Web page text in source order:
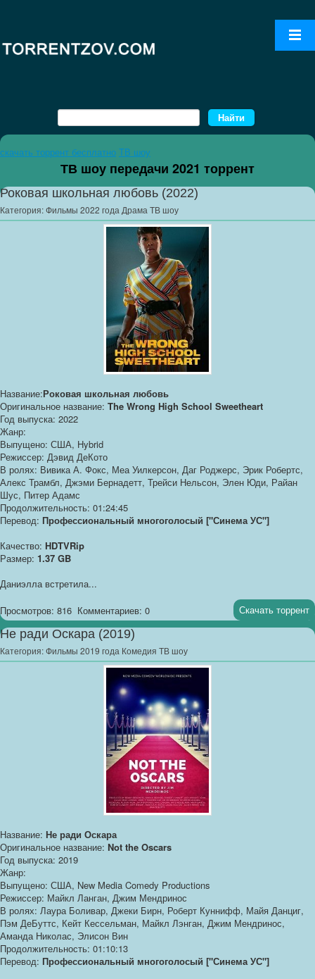
скачать торрент бесплатно ТВ шоу
ТВ шоу передачи 2021 торрент
Роковая школьная любовь (2022)
Категория:Фильмы 2022 года Драма ТВ шоу
Название:Роковая школьная любовь
Оригинальное название: The Wrong High School Sweetheart
Год выпуска: 2022
Жанр:
Выпущено: США, Hybrid
Режиссер: Дэвид ДеКото
В ролях: Вивика А. Фокс, Меа Уилкерсон, Даг Роджерс, Эрик Робертс,
Алекс Трамбл, Джэми Бернадетт, Трейси Нельсон, Элен Юди, Райан
Шус, Питер Адамс
Продолжительность: 01:24:45
Перевод: Профессиональный многоголосый ["Синема УС"]
Качество: HDTVRip
Размер: 1.37 GB
Даниэлла встретила...
Просмотров: 816 Комментариев: 0 Скачать торрент
Не ради Оскара (2019)
Категория:Фильмы 2019 года Комедия ТВ шоу
Название: Не ради Оскара
Оригинальное название: Not the Oscars
Год выпуска: 2019
Жанр:
Выпущено: США, New Media Comedy Productions
Режиссер: Майкл Ланган, Джим Мендринос
В ролях: Лаура Боливар, Джеки Бирн, Роберт Куннифф, Майя Данциг,
Пэм ДеБуттс, Кейт Кессельман, Майкл Лэнган, Джим Мендринос,
Аманда Николас, Элисон Вин
Продолжительность: 01:10:13
Перевод: Профессиональный многоголосый ["Синема УС"]